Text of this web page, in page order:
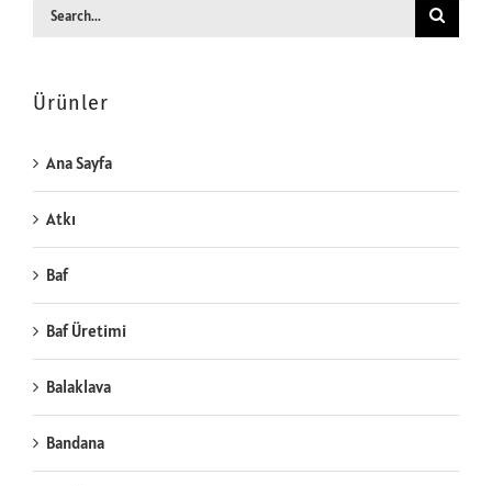
Search
Ürünler
Ana Sayfa
Atkı
Baf
Baf Üretimi
Balaklava
Bandana